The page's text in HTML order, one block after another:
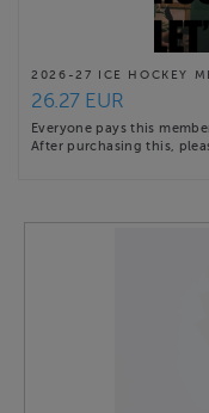
2026-27 ICE HOCKEY
26.27 EUR
Everyone pays this
After purchasing this,